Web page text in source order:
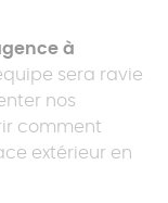
à
sera ravie
nos
comment
extérieur en